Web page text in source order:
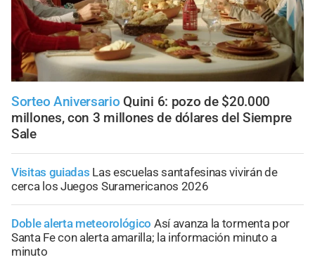
Sorteo Aniversario Quini 6: pozo de $20.000
millones, con 3 millones de dólares del Siempre
Sale
Visitas guiadas Las escuelas santafesinas vivirán de
cerca los Juegos Suramericanos 2026
Doble alerta meteorológico Así avanza la tormenta por
Santa Fe con alerta amarilla; la información minuto a
minuto